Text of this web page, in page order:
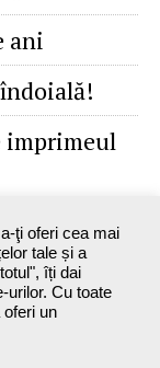
ani
imprimeul
ţi oferi cea mai
tale și a
îți dai
urilor. Cu toate
un